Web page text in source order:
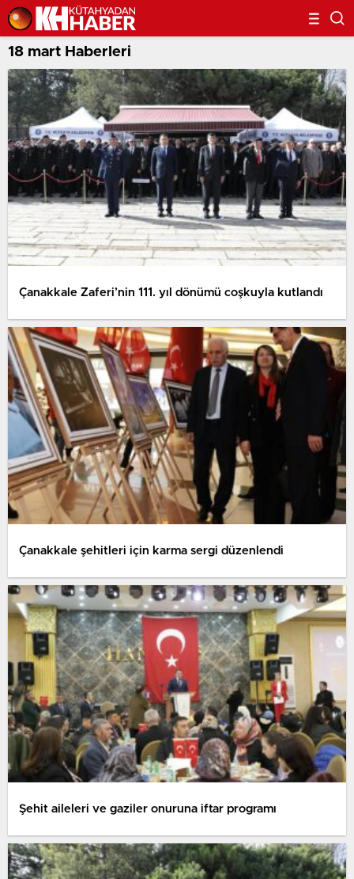
18 mart Haberleri
Çanakkale Zaferi’nin 111. yıl dönümü coşkuyla kutlandı
Çanakkale şehitleri için karma sergi düzenlendi
Şehit aileleri ve gaziler onuruna iftar programı